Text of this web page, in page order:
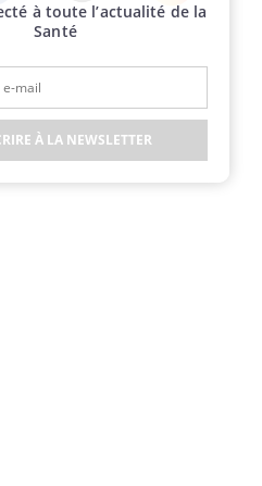
Twitter Instagram
à toute l’actualité de la
Santé
À LA NEWSLETTER